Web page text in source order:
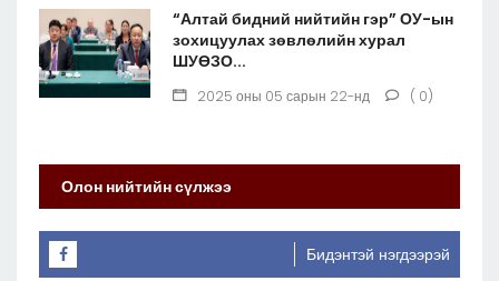
“Алтай бидний нийтийн гэр” ОУ-ын
зохицуулах зөвлөлийн хурал
ШУӨЗО...
2025 оны 05 сарын 22-нд ( 0)
Олон нийтийн сүлжээ
Бидэнтэй нэгдээрэй